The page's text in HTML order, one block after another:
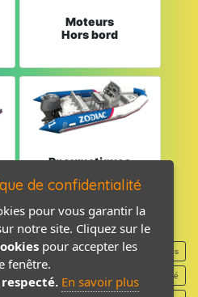
Moteurs
Hors bord
Pneumatiques
Mentions légales
Politique de confidentialité
de confidentialité
pour vous garantir la
notre site. Cliquez sur le
pour accepter les
fenêtre.
En savoir plus